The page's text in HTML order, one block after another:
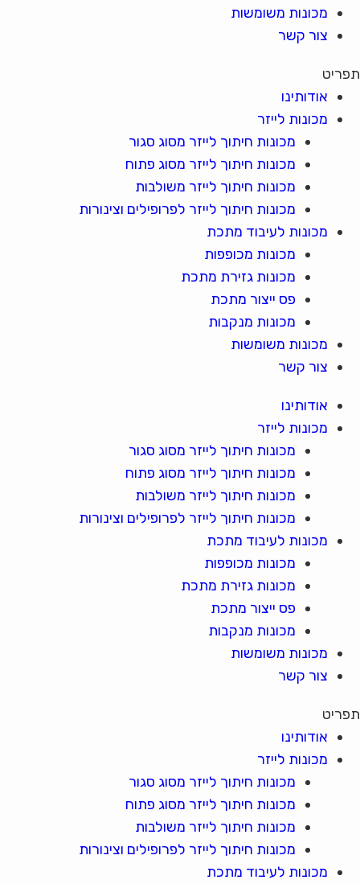
מכונות משומשות
צור קשר
תפריט
אודותינו
מכונות לייזר
מכונות חיתוך לייזר מסוג סגור
מכונות חיתוך לייזר מסוג פתוח
מכונות חיתוך לייזר משולבות
מכונות חיתוך לייזר לפרופילים וצינורות
מכונות לעיבוד מתכת
מכונות מכופפות
מכונות גזירת מתכת
פס ייצור מתכת
מכונות מנקבות
מכונות משומשות
צור קשר
אודותינו
מכונות לייזר
מכונות חיתוך לייזר מסוג סגור
מכונות חיתוך לייזר מסוג פתוח
מכונות חיתוך לייזר משולבות
מכונות חיתוך לייזר לפרופילים וצינורות
מכונות לעיבוד מתכת
מכונות מכופפות
מכונות גזירת מתכת
פס ייצור מתכת
מכונות מנקבות
מכונות משומשות
צור קשר
תפריט
אודותינו
מכונות לייזר
מכונות חיתוך לייזר מסוג סגור
מכונות חיתוך לייזר מסוג פתוח
מכונות חיתוך לייזר משולבות
מכונות חיתוך לייזר לפרופילים וצינורות
מכונות לעיבוד מתכת